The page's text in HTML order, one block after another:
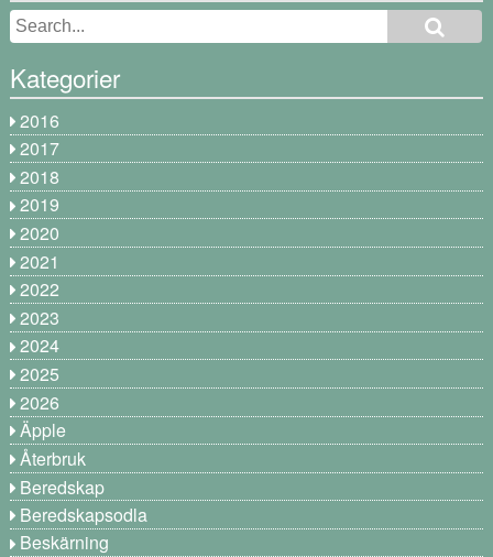
Kategorier
2016
2017
2018
2019
2020
2021
2022
2023
2024
2025
2026
Äpple
Återbruk
Beredskap
Beredskapsodla
Beskärning